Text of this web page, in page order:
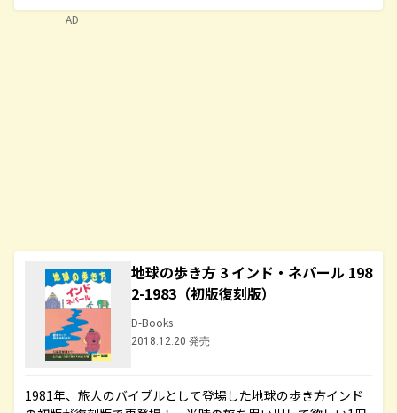
地球の歩き方 3 インド・ネパール 198
2-1983（初版復刻版）
D-Books
2018.12.20 発売
1981年、旅人のバイブルとして登場した地球の歩き方インド
AD